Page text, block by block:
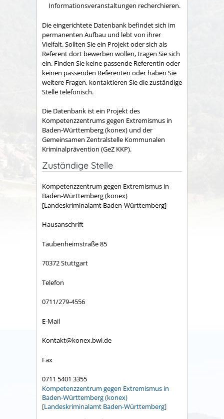
Informationsveranstaltungen recherchieren.
Die eingerichtete Datenbank befindet sich im
permanenten Aufbau und lebt von ihrer
Vielfalt. Sollten Sie ein Projekt oder sich als
Referent dort bewerben wollen, tragen Sie sich
ein. Finden Sie keine passende Referentin oder
keinen passenden Referenten oder haben Sie
weitere Fragen, kontaktieren Sie die zuständige
Stelle telefonisch.
Die Datenbank ist ein Projekt des
Kompetenzzentrums gegen Extremismus in
Baden-Württemberg (konex) und der
Gemeinsamen Zentralstelle Kommunalen
Kriminalprävention (GeZ KKP).
Zuständige Stelle
Kompetenzzentrum gegen Extremismus in
Baden-Württemberg (konex)
[Landeskriminalamt Baden-Württemberg]
Hausanschrift
Taubenheimstraße 85
70372 Stuttgart
Telefon
0711/279-4556
E-Mail
Kontakt@konex.bwl.de
Fax
0711 5401 3355
Kompetenzzentrum gegen Extremismus in
Baden-Württemberg (konex)
[Landeskriminalamt Baden-Württemberg]